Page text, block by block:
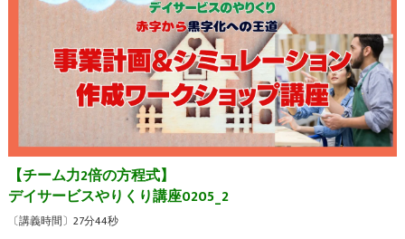
【チーム力2倍の方程式】
デイサービスやりくり講座0205_2
〔講義時間〕27分44秒